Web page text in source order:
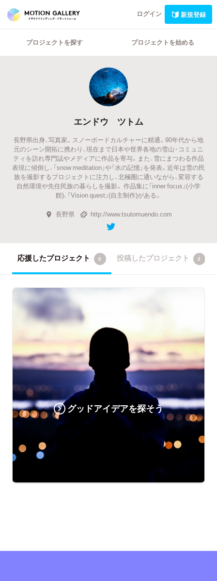
ログイン 新規登録
プロジェクトを探す プロジェクトを始める
エンドウ ツトム
長野県出身、写真家。スノーボードカルチャーに精通。90年代から地
元のシーン開拓に携わり、現在まで日本や世界各地の雪山・コミュニ
ティを訪れ専門誌やメディアに作品を寄与。また、雪にまつわる作品
表現に傾倒し、「snow meditation」や「水の記憶」を発表。近年は雪の民
族を撮影するプロジェクトに注力し、北極圏に通いながら、変容する
自然環境や先住民族の暮らしを撮影。 作品集に「inner focus」(小学
館)、「Vision quest」(自主制作)がある。
長野県 http://www.tsutomuendo.com
応援したプロジェクト 0 投稿したプロジェクト 2
グッドアイデアを探そう